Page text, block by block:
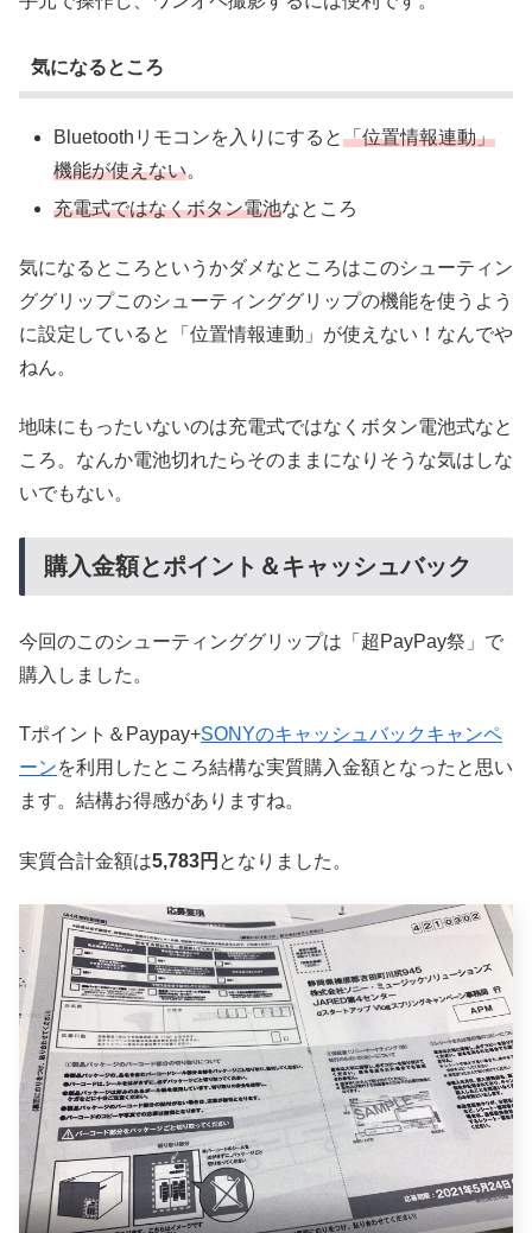
気になるところ
Bluetoothリモコンを入りにすると「位置情報連動」
機能が使えない。
充電式ではなくボタン電池なところ
気になるところというかダメなところはこのシューティン
ググリップこのシューティンググリップの機能を使うよう
に設定していると「位置情報連動」が使えない！なんでや
ねん。
地味にもったいないのは充電式ではなくボタン電池式なと
ころ。なんか電池切れたらそのままになりそうな気はしな
いでもない。
購入金額とポイント＆キャッシュバック
今回のこのシューティンググリップは「超PayPay祭」で
購入しました。
Tポイント＆Paypay+SONYのキャッシュバックキャンペ
ーンを利用したところ結構な実質購入金額となったと思い
ます。結構お得感がありますね。
実質合計金額は5,783円 となりました。